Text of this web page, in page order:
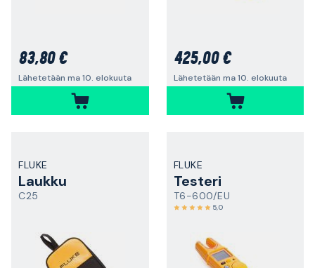
83,80 €
Lähetetään ma 10. elokuuta
425,00 €
Lähetetään ma 10. elokuuta
FLUKE
Laukku
C25
FLUKE
Testeri
T6-600/EU
5,0